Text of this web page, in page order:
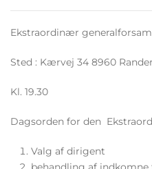
Ekstraordinær
Sted : Kærvej 34 8960
Kl. 19.30
Dagsorden for den
Valg af dirigent